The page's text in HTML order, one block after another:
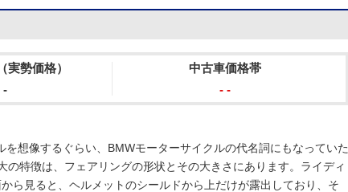
実勢価格）
-
中古車価格帯
- -
を想像するぐらい、BMWモーターサイクルの代名詞にもなっていた
の特徴は、フェアリングの形状とその大きさにあります。ライディ
ら見ると、ヘルメットのシールドから上だけが露出しており、そ